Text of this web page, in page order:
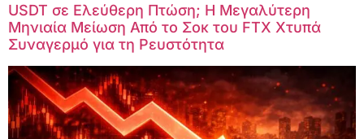
USDT σε Ελεύθερη Πτώση; Η Μεγαλύτερη
Μηνιαία Μείωση Από το Σοκ του FTX Χτυπά
Συναγερμό για τη Ρευστότητα